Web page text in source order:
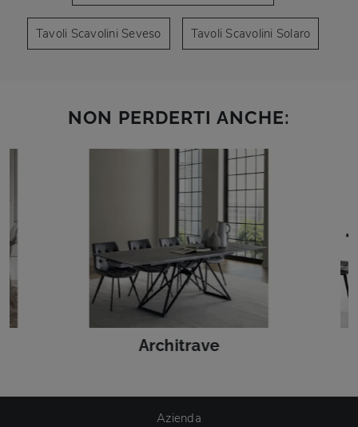
Tavoli Scavolini Seveso Tavoli Scavolini Solaro
NON PERDERTI ANCHE:
Architrave
Azienda